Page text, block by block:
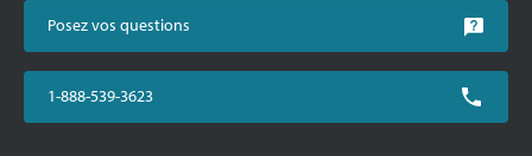
Posez vos questions
1-888-539-3623